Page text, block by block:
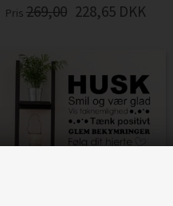
Pris 269,00 228,65 DKK